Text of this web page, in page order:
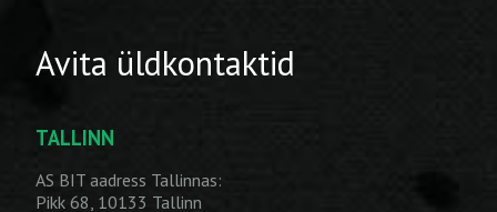
Avita üldkontaktid
TALLINN
AS BIT aadress Tallinnas:
Pikk 68, 10133 Tallinn